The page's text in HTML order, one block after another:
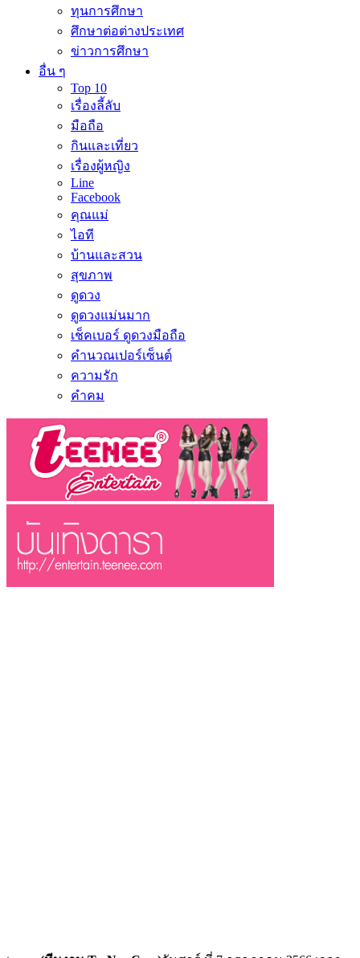
ทุนการศึกษา
ศึกษาต่อต่างประเทศ
ข่าวการศึกษา
อื่น ๆ
Top 10
เรื่องลี้ลับ
มือถือ
กินและเที่ยว
เรื่องผู้หญิง
Line
Facebook
คุณแม่
ไอที
บ้านและสวน
สุขภาพ
ดูดวง
ดูดวงแม่นมาก
เช็คเบอร์ ดูดวงมือถือ
คำนวณเปอร์เซ็นต์
ความรัก
คำคม